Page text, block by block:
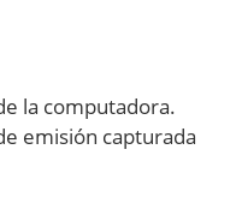
la computadora.
emisión capturada